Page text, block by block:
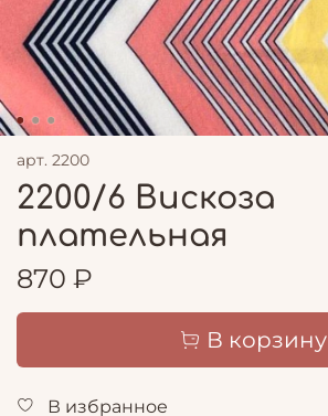
арт. 2200
2200/6 Вискоза
плательная
870 ₽
В корзину
В избранное